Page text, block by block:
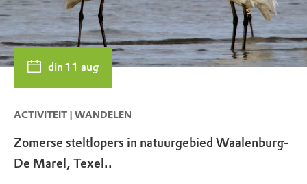
din 11 aug
ACTIVITEIT | WANDELEN
Zomerse steltlopers in natuurgebied Waalenburg-
De Marel, Texel..